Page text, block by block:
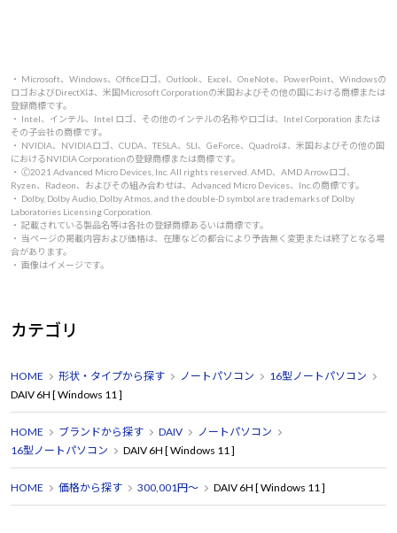
・ Microsoft、Windows、Officeロゴ、Outlook、Excel、OneNote、PowerPoint、Windowsの
ロゴおよびDirectXは、米国Microsoft Corporationの米国およびその他の国における商標または
登録商標です。
・ Intel、インテル、Intel ロゴ、その他のインテルの名称やロゴは、Intel Corporation または
その子会社の商標です。
・ NVIDIA、NVIDIAロゴ、CUDA、TESLA、SLI、GeForce、Quadroは、米国およびその他の国
におけるNVIDIA Corporationの登録商標または商標です。
・ 🄫2021 Advanced Micro Devices, Inc. All rights reserved. AMD、AMD Arrowロゴ、
Ryzen、Radeon、およびその組み合わせは、Advanced Micro Devices、Inc.の商標です。
・ Dolby, Dolby Audio, Dolby Atmos, and the double-D symbol are trademarks of Dolby
Laboratories Licensing Corporation.
・ 記載されている製品名等は各社の登録商標あるいは商標です。
・ 当ページの掲載内容および価格は、在庫などの都合により予告無く変更または終了となる場
合があります。
・ 画像はイメージです。
カテゴリ
HOME 形状・タイプから探す ノートパソコン
16型ノートパソコン
DAIV 6H [ Windows 11 ]
HOME ブランドから探す DAIV
ノートパソコン
16型ノートパソコン
DAIV 6H [ Windows 11 ]
HOME 価格から探す 300,001円～ DAIV 6H [ Windows 11 ]